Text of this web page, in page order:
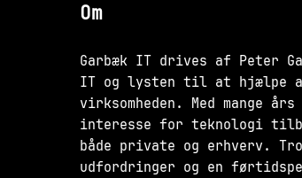
Om
Garbæk IT drives af Peter
IT og lysten til at hjælpe
virksomheden. Med mange
interesse for teknologi
både private og erhverv.
udfordringer og en